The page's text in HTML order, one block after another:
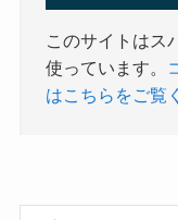
このサイトはス
使っています。
はこちらをご覧